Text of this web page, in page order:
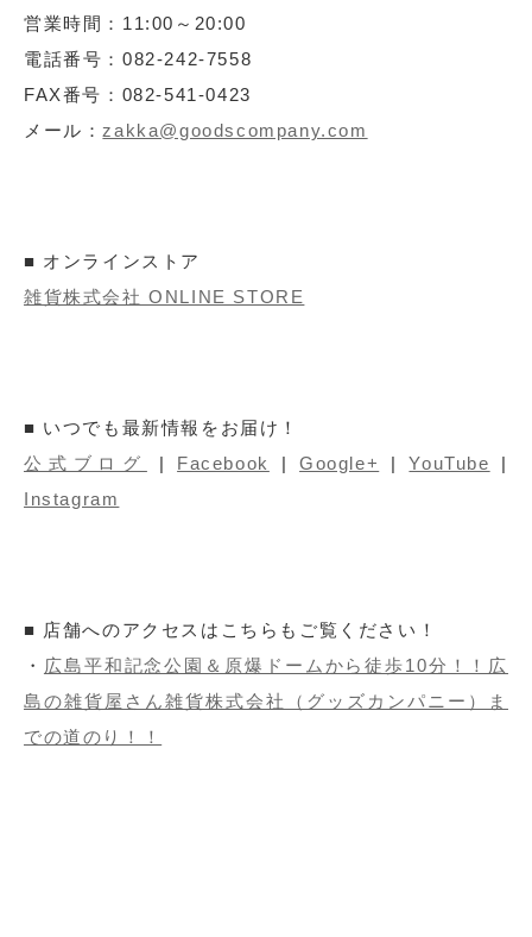
営業時間：11:00～20:00
電話番号：082-242-7558
FAX番号：082-541-0423
メール： zakka@goodscompany.com
■ オンラインストア
雑貨株式会社 ONLINE STORE
■ いつでも最新情報をお届け！
公式ブログ
| Facebook |Google+ |YouTube |
Instagram
■ 店舗へのアクセスはこちらもご覧ください！
・ 広島平和記念公園＆原爆ドームから徒歩10分！！広
島の雑貨屋さん雑貨株式会社（グッズカンパニー）ま
での道のり！！